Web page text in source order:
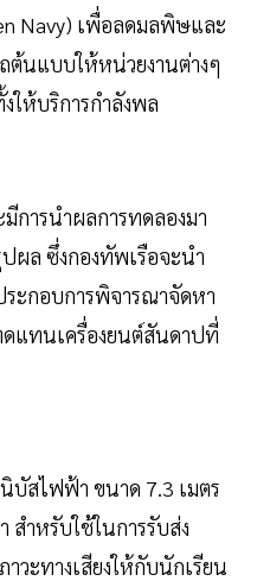
Navy) เพื่อลดมลพิษและ
นแบบให้หน่วยงานต่างๆ
ให้บริการกำลังพล
การนำผลการทดลองมา
ผล ซึ่งกองทัพเรือจะนำ
ะกอบการพิจารณาจัดหา
แทนเครื่องยนต์สันดาปที่
บัสไฟฟ้า ขนาด 7.3 เมตร
สำหรับใช้ในการรับส่ง
ะทางเสียงให้กับนักเรียน